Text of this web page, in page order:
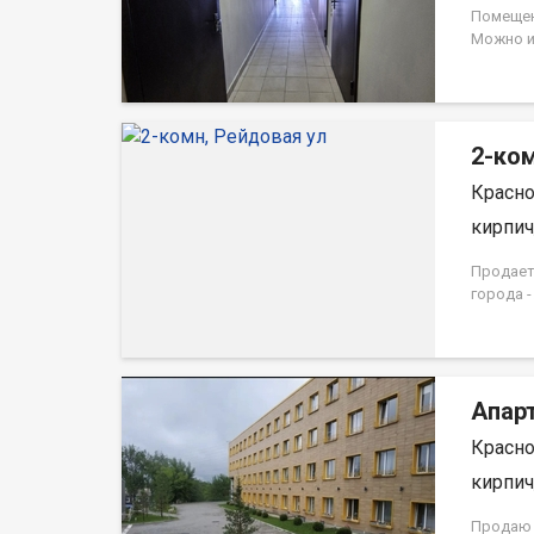
Можно
Ozоn ,
2-
города
Продаю